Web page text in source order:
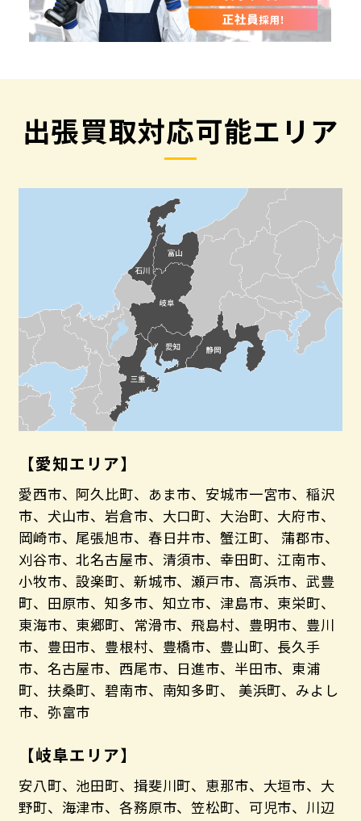
出張買取対応可能エリア
【愛知エリア】
愛西市、阿久比町、あま市、安城市一宮市、稲沢
市、犬山市、岩倉市、大口町、大治町、大府市、
岡崎市、尾張旭市、春日井市、蟹江町、 蒲郡市、
刈谷市、北名古屋市、清須市、幸田町、江南市、
小牧市、設楽町、新城市、瀬戸市、高浜市、武豊
町、田原市、知多市、知立市、津島市、東栄町、
東海市、東郷町、常滑市、飛島村、豊明市、豊川
市、豊田市、豊根村、豊橋市、豊山町、長久手
市、名古屋市、西尾市、日進市、半田市、東浦
町、扶桑町、碧南市、南知多町、 美浜町、みよし
市、弥富市
【岐阜エリア】
安八町、池田町、揖斐川町、恵那市、大垣市、大
野町、海津市、各務原市、笠松町、可児市、川辺